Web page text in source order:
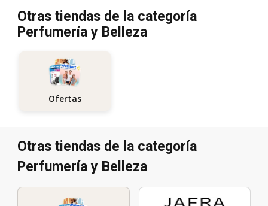
Otras tiendas de la categoría
Perfumería y Belleza
Ofertas
Otras tiendas de la categoría
Perfumería y Belleza